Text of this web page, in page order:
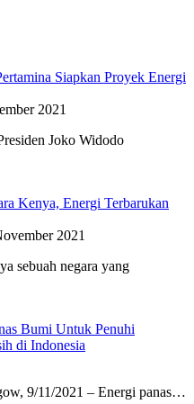
Siapkan Proyek Energi
2021
Joko Widodo
Kenya, Energi Terbarukan
2021
sebuah negara yang
Bumi Untuk Penuhi
di Indonesia
9/11/2021 – Energi panas…